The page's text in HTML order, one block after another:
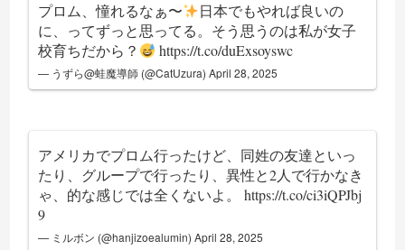
プロム、憧れるなぁ〜
日本でもやれば良いの
に、ってずっと思ってる。そう思うのは私が女子
校育ちだから？
https://t.co/duExsoyswc
— うずら@蛙魔導師 (@CatUzura)April 28, 2025
アメリカでプロム行ったけど、同姓の友達といっ
たり、グループで行ったり、異性と2人で行かなき
ゃ、的な感じでは全くないよ。https://t.co/ci3iQPJbj
9
— ミルボン (@hanjizoealumin)April 28, 2025